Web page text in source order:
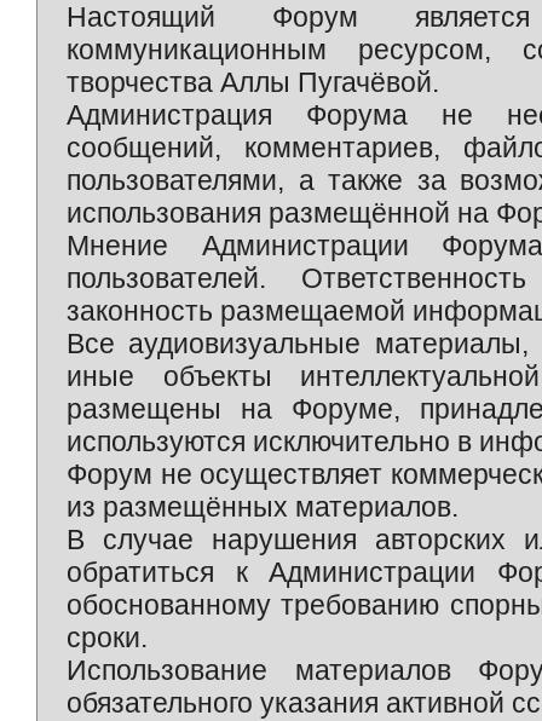
Настоящий Форум является
коммуникационным ресурсом,
творчества Аллы Пугачёвой.
Администрация Форума не
сообщений, комментариев,
пользователями, а также за
использования размещённой на
Мнение Администрации
пользователей.
законность размещаемой
Все аудиовизуальные
иные объекты
размещены на Форуме,
используются исключительно в
Форум не осуществляет
из размещённых материалов.
В случае нарушения авторских
обратиться к Администрации
обоснованному требованию
сроки.
Использование материалов
обязательного указания активной